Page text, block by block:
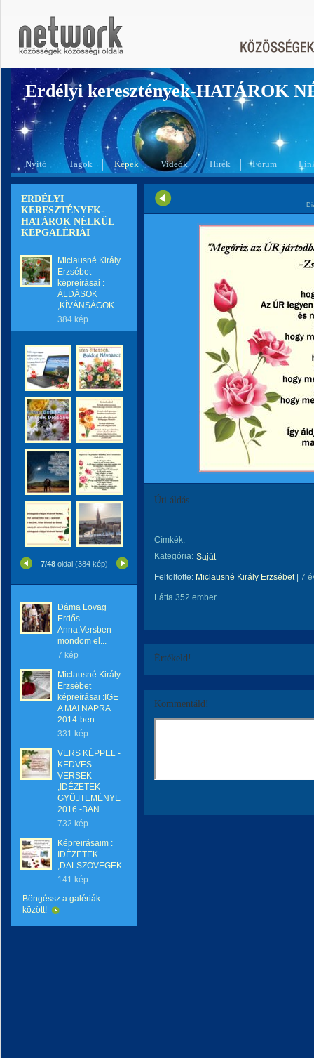
Erdélyi keresztények-HATÁROK
Nyitó Tagok Képek Videók Hírek Fórum
ERDÉLYI
KERESZTÉNYEK-
HATÁROK NÉLKÜL
KÉPGALÉRIÁI
Miclausné Király
Erzsébet
képreírásai :
ÁLDÁSOK
,KÍVÁNSÁGOK
384 kép
7/48 oldal (384 kép)
Dáma Lovag
Erdős
Anna,Versben
mondom el...
7 kép
Miclausné Király
Erzsébet
képreírásai :IGE
A MAI NAPRA
2014-ben
331 kép
VERS KÉPPEL -
KEDVES
VERSEK
,IDÉZETEK
GYŰJTEMÉNYE
2016 -BAN
732 kép
Képreirásaim :
IDÉZETEK
,DALSZÖVEGEK
141 kép
Böngéssz a galériák
között!
Úti áldás
Címkék:
Kategória: Saját
Feltöltötte: Miclausné Király Erzsébet| 7
Látta 352 ember.
Értékeld!
Kommentáld!